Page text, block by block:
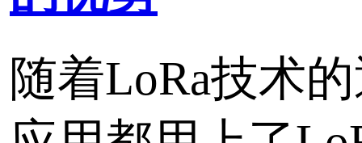
LPWAN技术 SIGFOX
摘要：在LPWAN市场中